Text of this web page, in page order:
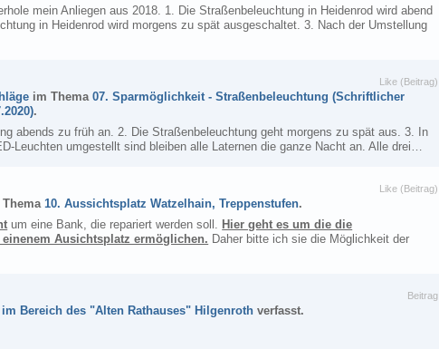
mein Anliegen aus 2018. 1. Die Straßenbeleuchtung in Heidenrod wird abend
in Heidenrod wird morgens zu spät ausgeschaltet. 3. Nach der Umstellung
im Thema07. Sparmöglichkeit - Straßenbeleuchtung (Schriftlicher
.
Like (Beitrag)
abends zu früh an. 2. Die Straßenbeleuchtung geht morgens zu spät aus. 3. In
Leuchten umgestellt sind bleiben alle Laternen die ganze Nacht an. Alle drei…
Thema10. Aussichtsplatz Watzelhain, Treppenstufen.
Like (Beitrag)
um eine Bank, die repariert werden soll. Hier geht es um die die
Ausichtsplatz ermöglichen. Daher bitte ich sie die Möglichkeit der
Bereich des "Alten Rathauses" Hilgenroth verfasst.
Beitrag